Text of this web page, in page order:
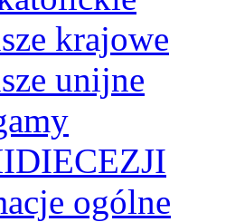
krajowe
unijne
ogólne